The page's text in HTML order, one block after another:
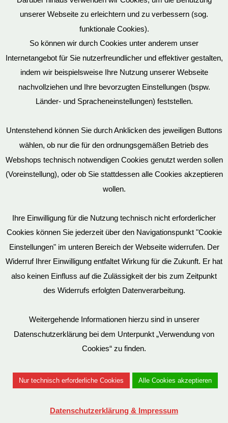
Datenschutz
Mein Konto
Vertrag widerrufen
Impressum
Bitte beachten Sie, dass wir für einen zunehmenden Teil der von
uns hergestellten SM-Möbel deutsche Geschmacksmuster beim
Deutschen Patent und Markenamt (DPMA) haben eintragen
Genehmigung zu benutzen. Entsprechende Verstöße werden von
uns juristisch verfolgt.
unserer Webseite zu erleichtern und zu verbessern (sog.
funktionale Cookies).
So können wir durch Cookies unter anderem unser
Internetangebot für Sie nutzerfreundlicher und effektiver gestalten,
indem wir beispielsweise Ihre Nutzung unserer Webseite
nachvollziehen und Ihre bevorzugten Einstellungen (bspw.
Länder- und Spracheneinstellungen) feststellen.
Untenstehend können Sie durch Anklicken des jeweiligen Buttons
wählen, ob nur die für den ordnungsgemäßen Betrieb des
Webshops technisch notwendigen Cookies genutzt werden sollen
(Voreinstellung), oder ob Sie stattdessen alle Cookies akzeptieren
wollen.
Ihre Einwilligung für die Nutzung technisch nicht erforderlicher
Cookies können Sie jederzeit über den Navigationspunkt "Cookie
Einstellungen" im unteren Bereich der Webseite widerrufen. Der
Widerruf Ihrer Einwilligung entfaltet Wirkung für die Zukunft. Er hat
also keinen Einfluss auf die Zulässigkeit der bis zum Zeitpunkt
des Widerrufs erfolgten Datenverarbeitung.
Weitergehende Informationen hierzu sind in unserer
Datenschutzerklärung bei dem Unterpunkt „Verwendung von
Cookies“ zu finden.
Nur technisch erforderliche Cookies Alle Cookies akzeptieren
Datenschutzerklärung & Impressum